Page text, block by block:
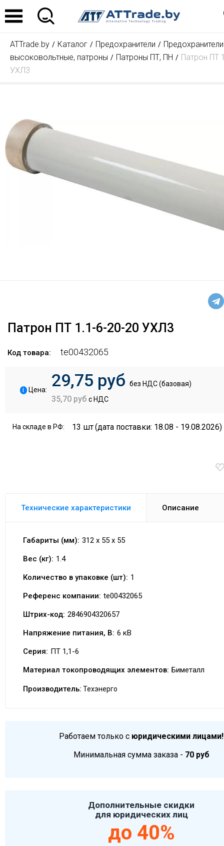
ATTrade.by Каталог Предохранители
Предохранители
высоковольтные, патроны
Патроны ПТ, ПН
Патрон ПТ
УХЛ3
Патрон ПТ 1.1-6-20-20 УХЛ3
Код товара: te00432065
i Цена: 29,75 руб без НДС (базовая)
35,70 руб с НДС
На складе в РФ: 13 шт(дата поставки: 18.08 - 19.08.2026)
Технические характеристики Описание
Габариты (мм): 312 x 55 x 55
Вес (кг): 1.4
Количество в упаковке (шт): 1
Референс компании: te00432065
Штрих-код: 2846904320657
Напряжение питания, В: 6 кВ
Серия: ПТ 1,1-6
Материал токопроводящих элементов: Биметалл
Производитель: Техэнерго
Работаем только с юридическими лицами!
Минимальная сумма заказа - 70 руб
Дополнительные скидки
для юридических лиц
до 40%